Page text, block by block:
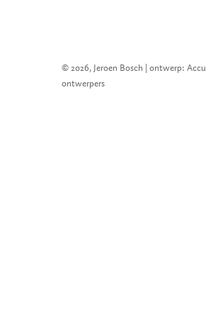
© 2026, Jeroen Bosch | ontwerp:
ontwerpers